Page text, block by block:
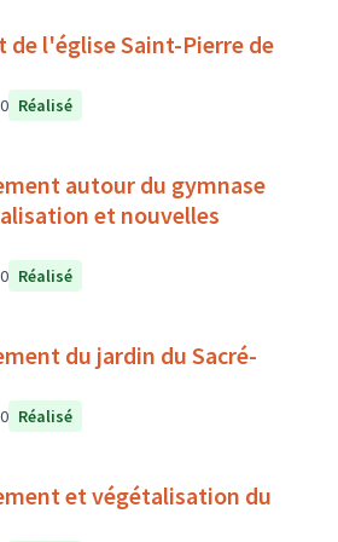
de l'église Saint-Pierre de
0 Réalisé
autour du gymnase
et nouvelles
0 Réalisé
du jardin du Sacré-
0 Réalisé
et végétalisation du